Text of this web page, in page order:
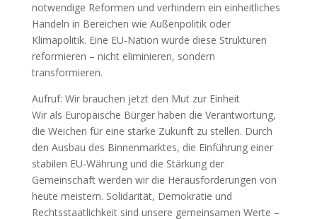
notwendige Reformen und verhindern ein einheitliches
Handeln in Bereichen wie Außenpolitik oder
Klimapolitik. Eine EU‑Nation würde diese Strukturen
reformieren – nicht eliminieren, sondern
transformieren.
Aufruf: Wir brauchen jetzt den Mut zur Einheit
Wir als Europäische Bürger haben die Verantwortung,
die Weichen für eine starke Zukunft zu stellen. Durch
den Ausbau des Binnenmarktes, die Einführung einer
stabilen EU‑Währung und die Stärkung der
Gemeinschaft werden wir die Herausforderungen von
heute meistern. Solidarität, Demokratie und
Rechtsstaatlichkeit sind unsere gemeinsamen Werte –